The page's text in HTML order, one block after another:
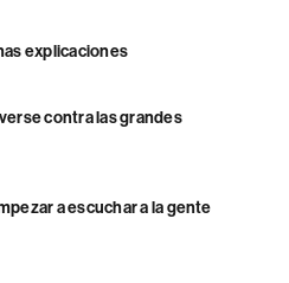
explicaciones
contra las grandes
a escuchar a la gente